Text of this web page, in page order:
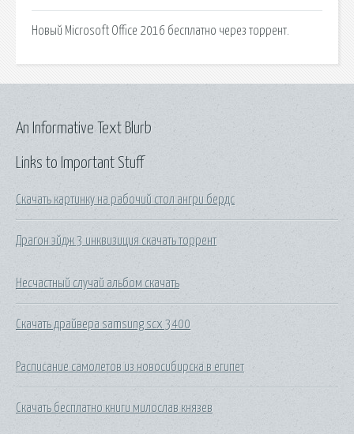
Новый Microsoft Office 2016 бесплатно через торрент.
Links to Important Stuff
Скачать картинку на рабочий стол ангри бердс
Драгон эйдж 3 инквизиция скачать торрент
Несчастный случай альбом скачать
Скачать драйвера samsung scx 3400
Расписание самолетов из новосибирска в египет
Скачать бесплатно книги милослав князев
An Informative Text Blurb